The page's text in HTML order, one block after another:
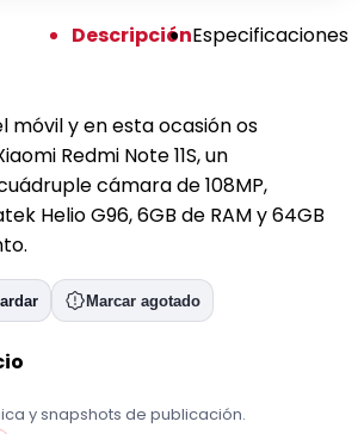
DescripciónEspecificaciones
móvil y en esta ocasión os
Redmi Note 11S, un
cámara de 108MP,
Helio G96, 6GB de RAM y 64GB
Marcar agotado
y snapshots de publicación.